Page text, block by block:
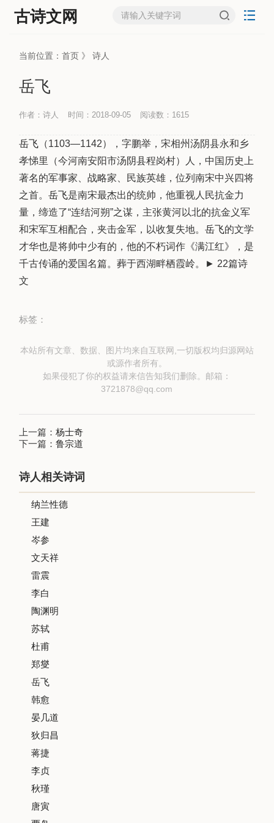
古诗文网
当前位置：首页 》诗人
岳飞
作者：诗人 时间：2018-09-05 阅读数： 1615
岳飞 （1103—1142），字鹏举，宋相州汤阴县永和乡
孝悌里（今河南安阳市汤阴县程岗村）人，中国历史上
著名的军事家、战略家、民族英雄，位列南宋中兴四将
之首。岳飞是南宋最杰出的统帅，他重视人民抗金力
量，缔造了“连结河朔”之谋，主张黄河以北的抗金义军
和宋军互相配合，夹击金军，以收复失地。岳飞的文学
才华也是将帅中少有的，他的不朽词作《满江红》，是
千古传诵的爱国名篇。葬于西湖畔栖霞岭。► 22篇诗
文
标签：
本站所有文章、数据、图片均来自互联网,一切版权均归源网站
或源作者所有。
如果侵犯了你的权益请来信告知我们删除。邮箱：
3721878@qq.com
上一篇：杨士奇
下一篇：鲁宗道
诗人相关诗词
纳兰性德
王建
岑参
文天祥
雷震
李白
陶渊明
苏轼
杜甫
郑燮
岳飞
韩愈
晏几道
狄归昌
蒋捷
李贞
秋瑾
唐寅